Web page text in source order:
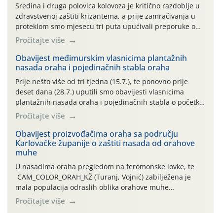
Sredina i druga polovica kolovoza je kritično razdoblje u
zdravstvenoj zaštiti krizantema, a prije zamračivanja u
proteklom smo mjesecu tri puta upućivali preporuke o
preventivnim mjerama zaštite krizantema od najčešćih
uzročnika bolesti, štetnika i fito-fagnih grinja (23.7., 14.7.,
06.7.)! Na početku ovog mjeseca je zabilježeno je
povijesno i ekstremno vruće meteorološko razdoblje, uz
najviše temperature […]
Pročitajte više
Obavijest međimurskim vlasnicima plantažnih
nasada oraha i pojedinačnih stabla oraha
Prije nešto više od tri tjedna (15.7.), te ponovno prije
deset dana (28.7.) uputili smo obavijesti vlasnicima
plantažnih nasada oraha i pojedinačnih stabla o početku
leta i ovogodišnjoj potrebi usmjerenog suzbijanja
orahove muhe (Rhagoletis completa)! Već dvanaest dana
traje drugi ovogodišnji “toplinski udar”, koji naročito
izražen zadnja šest dana (31.7.-05.8.), jer najviše
temperature zraka svakodnevno […]
Pročitajte više
Obavijest proizvođačima oraha sa području
Karlovačke županije o zaštiti nasada od orahove
muhe
U nasadima oraha pregledom na feromonske lovke, te
CAM_COLOR_ORAH_KŽ (Turanj, Vojnić) zabilježena je
mala populacija odraslih oblika orahove muhe
(Rhagoletis completa). Niska brojnost može se objasniti
činjenicom da je riječ o mladim nasadima s vrlo malim
Pročitajte više